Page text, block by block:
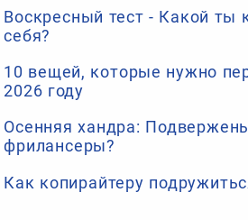
Воскресный тест - Какой ты
себя?
10 вещей, которые нужно
2026 году
Осенняя хандра:
фрилансеры?
Как копирайтеру